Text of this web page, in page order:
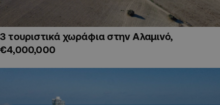
3 τουριστικά χωράφια στην Αλαμινό,
€4,000,000